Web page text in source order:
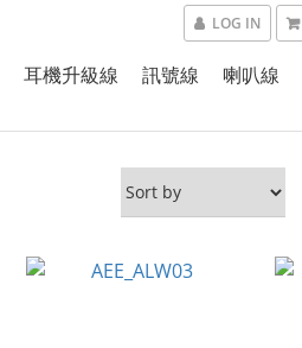
LOG IN
耳機升級線 訊號線 喇叭線